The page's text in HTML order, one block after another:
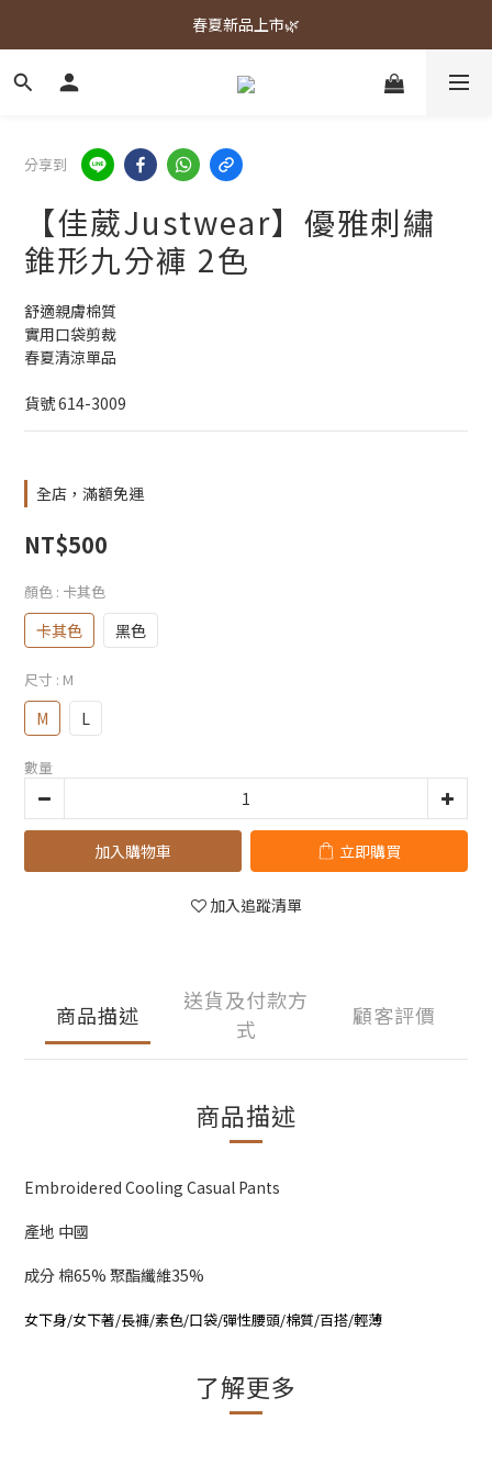
春夏新品上市🌿
春夏新品上市🌿
週週上新品✨
分享到
【佳葳Justwear】優雅刺繡
錐形九分褲 2色
舒適親膚棉質
實用口袋剪裁
春夏清涼單品
貨號 614-3009
全店，滿額免運
NT$500
顏色 : 卡其色
卡其色 黑色
尺寸 : M
M L
數量
加入購物車 立即購買
加入追蹤清單
商品描述
送貨及付款方
式
顧客評價
商品描述
Embroidered Cooling Casual Pants
產地 中國
成分 棉65% 聚酯纖維35%
女下身/女下著/長褲/素色/口袋/彈性腰頭/棉質/百搭/輕薄
了解更多